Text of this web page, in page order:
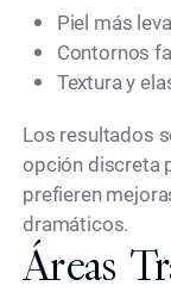
Piel más
Contornos
Textura y
Los resultados
opción discreta
prefieren
dramáticos.
Áreas